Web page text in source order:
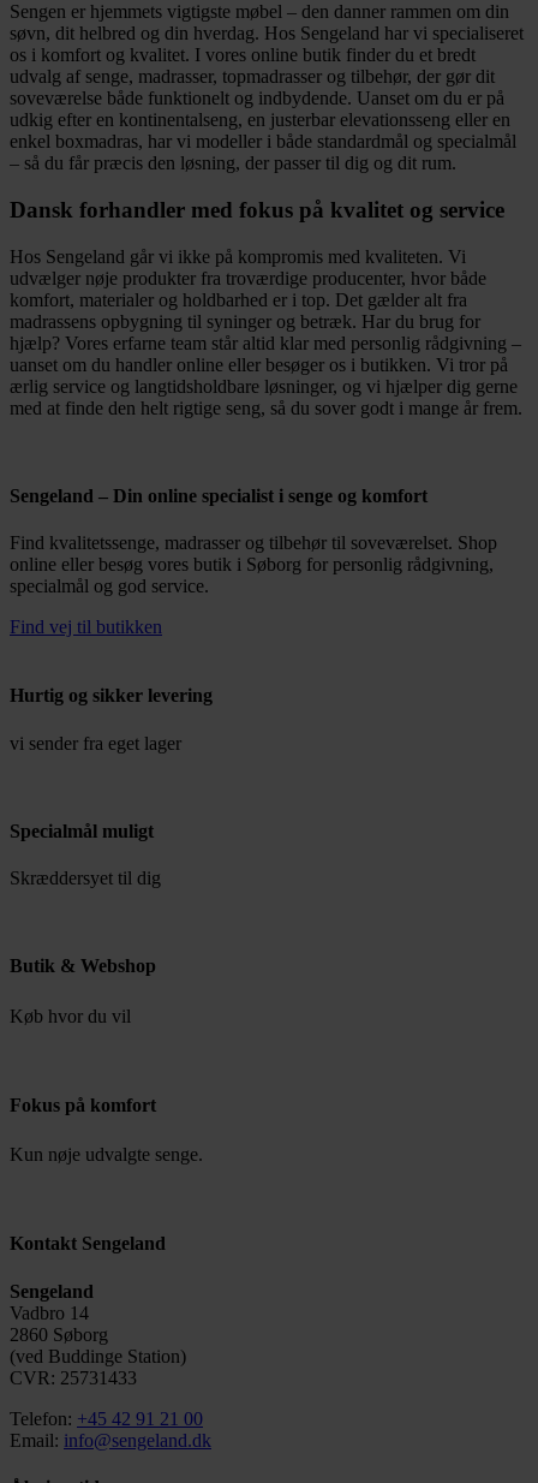
på
varesiden
Sengen er hjemmets vigtigste møbel – den danner rammen om din
søvn, dit helbred og din hverdag. Hos Sengeland har vi specialiseret
os i komfort og kvalitet. I vores online butik finder du et bredt
udvalg af senge, madrasser, topmadrasser og tilbehør, der gør dit
soveværelse både funktionelt og indbydende. Uanset om du er på
udkig efter en kontinentalseng, en justerbar elevationsseng eller en
enkel boxmadras, har vi modeller i både standardmål og specialmål
– så du får præcis den løsning, der passer til dig og dit rum.
Dansk forhandler med fokus på kvalitet og service
Hos Sengeland går vi ikke på kompromis med kvaliteten. Vi
udvælger nøje produkter fra troværdige producenter, hvor både
komfort, materialer og holdbarhed er i top. Det gælder alt fra
madrassens opbygning til syninger og betræk. Har du brug for
hjælp? Vores erfarne team står altid klar med personlig rådgivning –
uanset om du handler online eller besøger os i butikken. Vi tror på
ærlig service og langtidsholdbare løsninger, og vi hjælper dig gerne
med at finde den helt rigtige seng, så du sover godt i mange år frem.
Sengeland – Din online specialist i senge og komfort
Find kvalitetssenge, madrasser og tilbehør til soveværelset. Shop
online eller besøg vores butik i Søborg for personlig rådgivning,
specialmål og god service.
Find vej til butikken
Hurtig og sikker levering
vi sender fra eget lager
Specialmål muligt
Skræddersyet til dig
Butik & Webshop
Køb hvor du vil
Fokus på komfort
Kun nøje udvalgte senge.
Kontakt Sengeland
Sengeland
Vadbro 14
2860 Søborg
(ved Buddinge Station)
CVR: 25731433
Telefon: +45 42 91 21 00
Email: info@sengeland.dk